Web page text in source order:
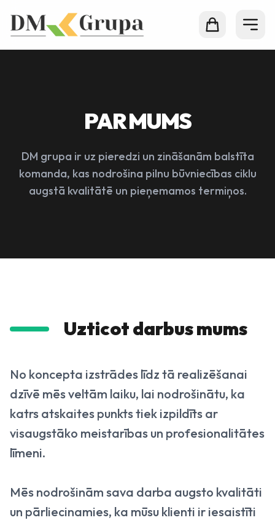
PAR MUMS
DM grupa ir uz pieredzi un zināšanām balstīta
komanda, kas nodrošina pilnu būvniecības ciklu
augstā kvalitātē un pieņemamos termiņos.
Uzticot darbus mums
No koncepta izstrādes līdz tā realizēšanai
dzīvē mēs veltām laiku, lai nodrošinātu, ka
katrs atskaites punkts tiek izpildīts ar
visaugstāko meistarības un profesionalitātes
līmeni.
Mēs nodrošinām sava darba augsto kvalitāti
un pārliecinamies, ka mūsu klienti ir iesaistīti